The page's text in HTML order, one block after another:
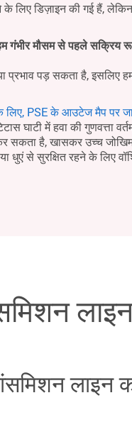
लिए डिज़ाइन की गई हैं,
गंभीर मौसम से पहले सक्रिय
प्रभाव पड़ सकता है, इसलिए
लिए, PSE के आउटेज मैप पर
घाटी में हवा की गुणवत्ता
सकता है, खासकर उच्च
धुएं से सुरक्षित रहने के लिए
लाइन का